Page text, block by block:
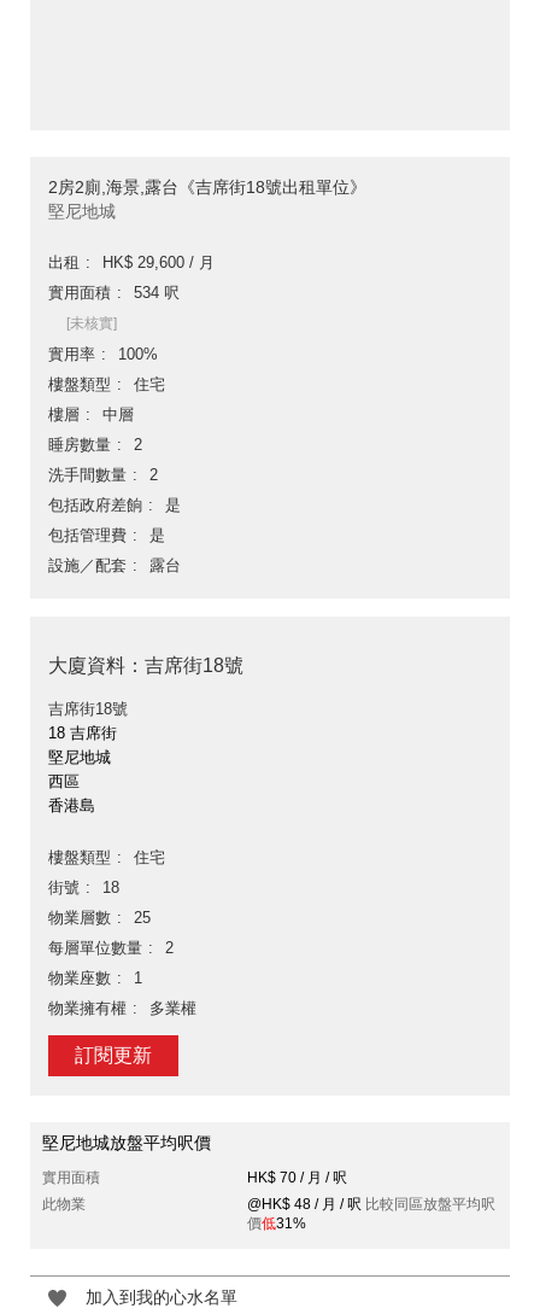
2房2廁,海景,露台《吉席街18號出租單位》
堅尼地城
出租
HK$ 29,600 / 月
實用面積
534 呎
[未核實]
實用率
100%
樓盤類型
住宅
樓層
中層
睡房數量
2
洗手間數量
2
包括政府差餉
是
包括管理費
是
設施／配套
露台
大廈資料：吉席街18號
吉席街18號
18 吉席街
堅尼地城
西區
香港島
樓盤類型
住宅
街號
18
物業層數
25
每層單位數量
2
物業座數
1
物業擁有權
多業權
訂閱更新
堅尼地城放盤平均呎價
實用面積
HK$ 70 / 月 / 呎
此物業
@HK$ 48 / 月 / 呎 比較同區放盤平均呎
價低31%
加入到我的心水名單